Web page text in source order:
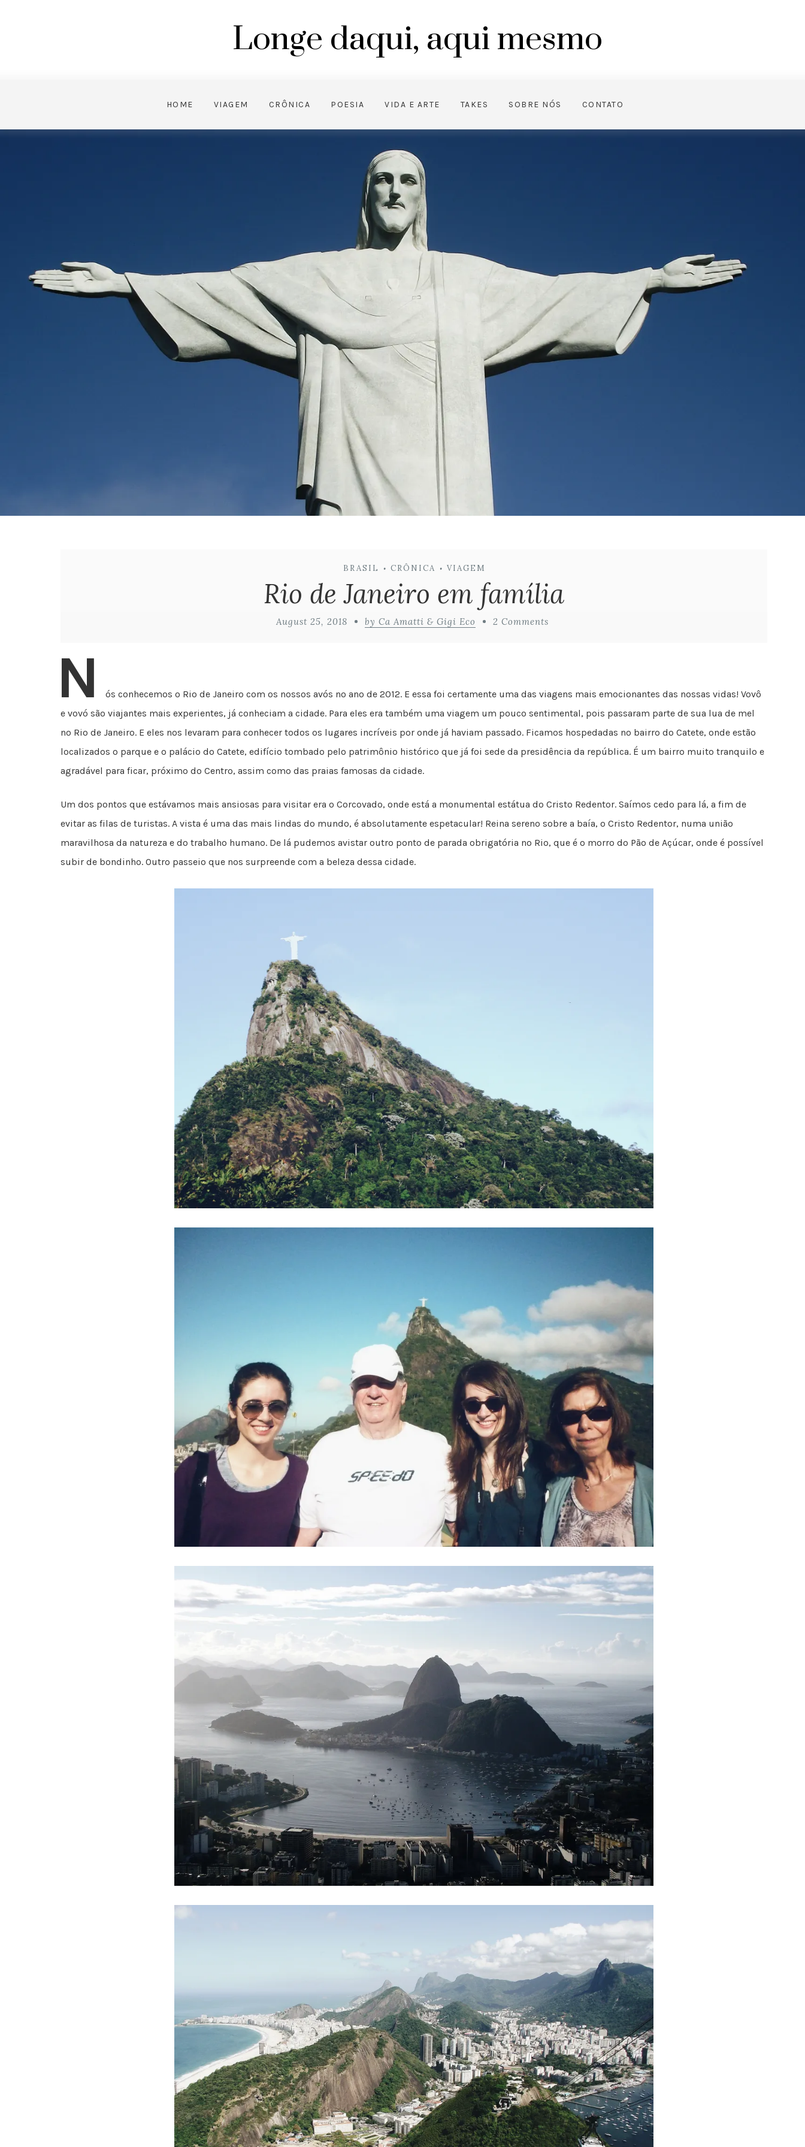
Longe daqui, aqui mesmo
HOME VIAGEM CRÔNICA POESIA VIDA E ARTE TAKES SOBRE NÓS CONTATO
BRASIL • CRÔNICA • VIAGEM
Rio de Janeiro em família
August 25, 2018 by Ca Amatti & Gigi Eco 2 Comments
N
ós conhecemos o Rio de Janeiro com os nossos avós no ano de 2012. E essa foi certamente uma das viagens mais emocionantes das nossas vidas! Vovô
e vovó são viajantes mais experientes, já conheciam a cidade. Para eles era também uma viagem um pouco sentimental, pois passaram parte de sua lua de mel
no Rio de Janeiro. E eles nos levaram para conhecer todos os lugares incríveis por onde já haviam passado. Ficamos hospedadas no bairro do Catete, onde estão
localizados o parque e o palácio do Catete, edifício tombado pelo patrimônio histórico que já foi sede da presidência da república. É um bairro muito tranquilo e
agradável para ficar, próximo do Centro, assim como das praias famosas da cidade.
Um dos pontos que estávamos mais ansiosas para visitar era o Corcovado, onde está a monumental estátua do Cristo Redentor. Saímos cedo para lá, a fim de
evitar as filas de turistas. A vista é uma das mais lindas do mundo, é absolutamente espetacular! Reina sereno sobre a baía, o Cristo Redentor, numa união
maravilhosa da natureza e do trabalho humano. De lá pudemos avistar outro ponto de parada obrigatória no Rio, que é o morro do Pão de Açúcar, onde é possível
subir de bondinho. Outro passeio que nos surpreende com a beleza dessa cidade.